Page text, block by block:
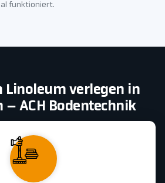
funktioniert.
Linoleum verlegen in
– ACH Bodentechnik